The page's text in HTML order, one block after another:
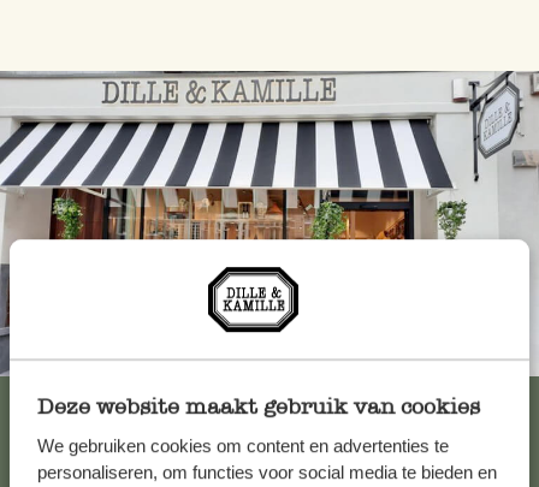
Deze website maakt gebruik van cookies
We gebruiken cookies om content en advertenties te
personaliseren, om functies voor social media te bieden en
Altijd in de buurt
Bekijk alle 62 winkels